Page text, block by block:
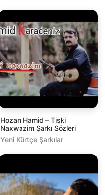
Hozan Hamid – Tişki
Naxwazim Şarkı Sözleri
Yeni Kürtçe Şarkılar